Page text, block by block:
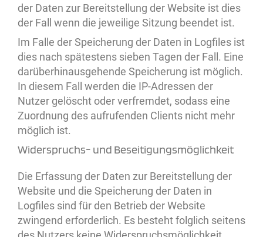
der Daten zur Bereitstellung der Website ist dies
der Fall wenn die jeweilige Sitzung beendet ist.
Im Falle der Speicherung der Daten in Logfiles ist
dies nach spätestens sieben Tagen der Fall. Eine
darüberhinausgehende Speicherung ist möglich.
In diesem Fall werden die IP-Adressen der
Nutzer gelöscht oder verfremdet, sodass eine
Zuordnung des aufrufenden Clients nicht mehr
möglich ist.
Widerspruchs- und Beseitigungsmöglichkeit
Die Erfassung der Daten zur Bereitstellung der
Website und die Speicherung der Daten in
Logfiles sind für den Betrieb der Website
zwingend erforderlich. Es besteht folglich seitens